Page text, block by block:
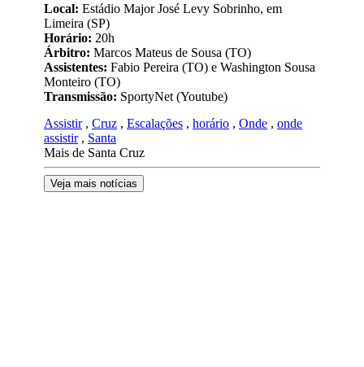
Local: Estádio Major José Levy Sobrinho, em
Limeira (SP)
Horário: 20h
Árbitro: Marcos Mateus de Sousa (TO)
Assistentes: Fabio Pereira (TO) e Washington Sousa
Monteiro (TO)
Transmissão: SportyNet (Youtube)
Assistir, Cruz , Escalações , horário , Onde , onde
assistir, Santa
Mais de Santa Cruz
Veja mais notícias